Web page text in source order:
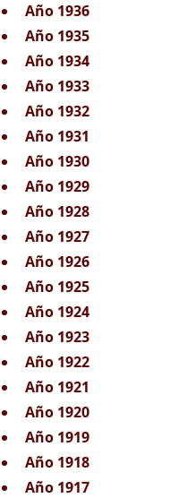
Año 1936
Año 1935
Año 1934
Año 1933
Año 1932
Año 1931
Año 1930
Año 1929
Año 1928
Año 1927
Año 1926
Año 1925
Año 1924
Año 1923
Año 1922
Año 1921
Año 1920
Año 1919
Año 1918
Año 1917